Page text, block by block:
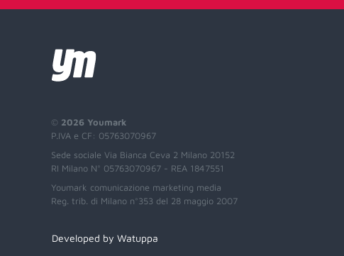
© 2026 Youmark
P.IVA e CF: 05763070967
Sede sociale Via Bianca Ceva 2 Milano 20152
RI Milano N° 05763070967 - REA 1847551
Youmark comunicazione marketing media
Reg. trib. di Milano n°353 del 28 maggio 2007
Developed by Watuppa